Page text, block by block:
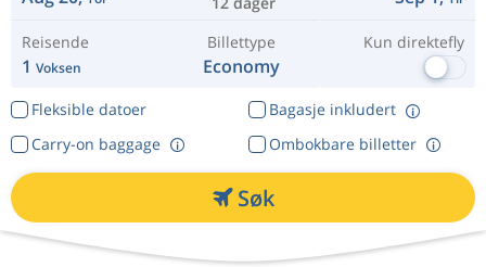
Reisende
1 Voksen
Billettype
Economy
Kun direktefly
Fleksible datoer
Bagasje inkludert
Ombokbare billetter
Carry-on baggage
Søk